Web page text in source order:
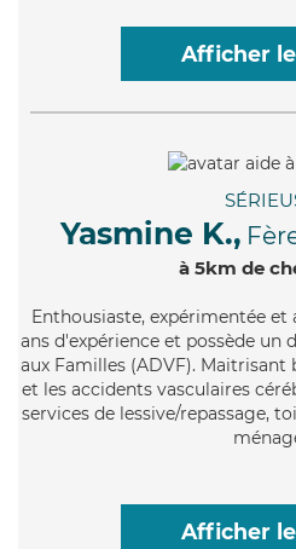
Afficher
Yasmine K.,
à 5km de
Enthousiaste, expérimentée et
ans d'expérience et possède un
aux Familles (ADVF).
et les accidents vasculaires
services de lessive/repassage,
Afficher